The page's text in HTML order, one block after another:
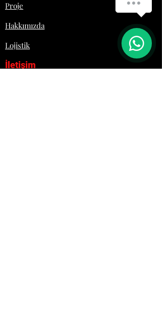
Proje
Hakkımızda
Lojistik
İletişim